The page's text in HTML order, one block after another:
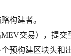
构建者。
交易），提交
预构建区块头和